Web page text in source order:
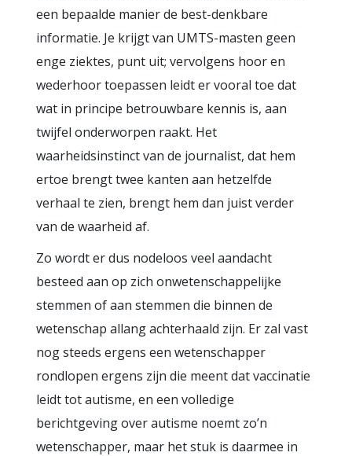
een bepaalde manier de best-denkbare
informatie. Je krijgt van UMTS-masten geen
enge ziektes, punt uit; vervolgens hoor en
wederhoor toepassen leidt er vooral toe dat
wat in principe betrouwbare kennis is, aan
twijfel onderworpen raakt. Het
waarheidsinstinct van de journalist, dat hem
ertoe brengt twee kanten aan hetzelfde
verhaal te zien, brengt hem dan juist verder
van de waarheid af.
Zo wordt er dus nodeloos veel aandacht
besteed aan op zich onwetenschappelijke
stemmen of aan stemmen die binnen de
wetenschap allang achterhaald zijn. Er zal vast
nog steeds ergens een wetenschapper
rondlopen ergens zijn die meent dat vaccinatie
leidt tot autisme, en een volledige
berichtgeving over autisme noemt zo’n
wetenschapper, maar het stuk is daarmee in